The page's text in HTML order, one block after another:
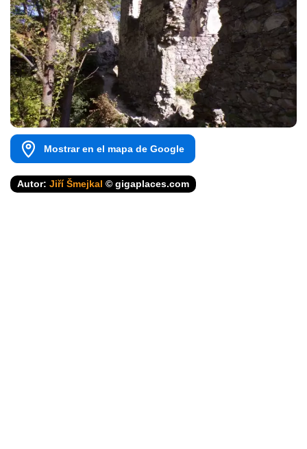
Mostrar en el mapa de Google
Autor: Jiří Šmejkal © gigaplaces.com